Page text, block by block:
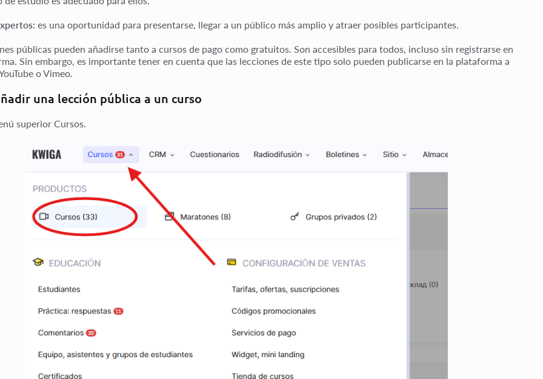
es una oportunidad para presentarse, llegar a un público más amplio y atraer posibles participantes.
públicas pueden añadirse tanto a cursos de pago como gratuitos. Son accesibles para todos, incluso sin registrarse en
Sin embargo, es importante tener en cuenta que las lecciones de este tipo solo pueden publicarse en la plataforma a
o Vimeo.
una lección pública a un curso
superior Cursos